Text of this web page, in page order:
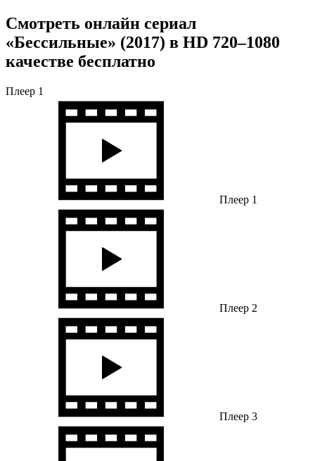
Смотреть онлайн сериал
«Бессильные» (2017) в HD 720–1080
качестве бесплатно
Плеер 1
Плеер 1
Плеер 2
Плеер 3